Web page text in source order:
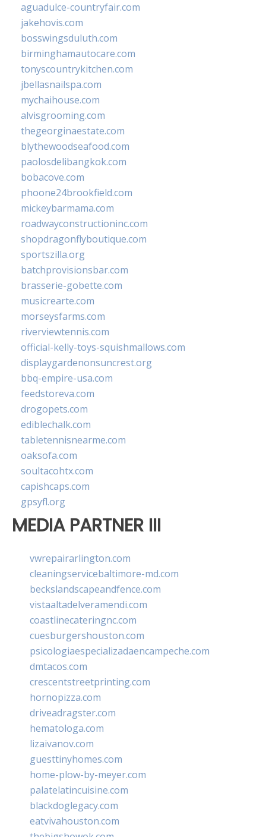
aguadulce-countryfair.com
jakehovis.com
bosswingsduluth.com
birminghamautocare.com
tonyscountrykitchen.com
jbellasnailspa.com
mychaihouse.com
alvisgrooming.com
thegeorginaestate.com
blythewoodseafood.com
paolosdelibangkok.com
bobacove.com
phoone24brookfield.com
mickeybarmama.com
roadwayconstructioninc.com
shopdragonflyboutique.com
sportszilla.org
batchprovisionsbar.com
brasserie-gobette.com
musicrearte.com
morseysfarms.com
riverviewtennis.com
official-kelly-toys-squishmallows.com
displaygardenonsuncrest.org
bbq-empire-usa.com
feedstoreva.com
drogopets.com
ediblechalk.com
tabletennisnearme.com
oaksofa.com
soultacohtx.com
capishcaps.com
gpsyfl.org
MEDIA PARTNER III
vwrepairarlington.com
cleaningservicebaltimore-md.com
beckslandscapeandfence.com
vistaaltadelveramendi.com
coastlinecateringnc.com
cuesburgershouston.com
psicologiaespecializadaencampeche.com
dmtacos.com
crescentstreetprinting.com
hornopizza.com
driveadragster.com
hematologa.com
lizaivanov.com
guesttinyhomes.com
home-plow-by-meyer.com
palatelatincuisine.com
blackdoglegacy.com
eatvivahouston.com